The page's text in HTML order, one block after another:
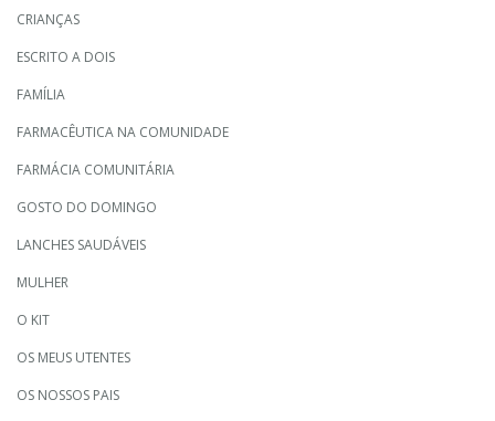
CRIANÇAS
ESCRITO A DOIS
FAMÍLIA
FARMACÊUTICA NA COMUNIDADE
FARMÁCIA COMUNITÁRIA
GOSTO DO DOMINGO
LANCHES SAUDÁVEIS
MULHER
O KIT
OS MEUS UTENTES
OS NOSSOS PAIS